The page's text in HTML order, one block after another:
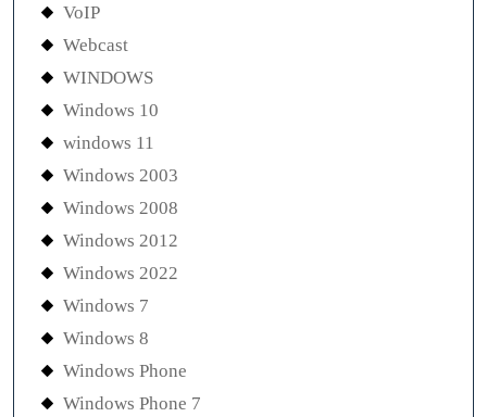
VoIP
Webcast
WINDOWS
Windows 10
windows 11
Windows 2003
Windows 2008
Windows 2012
Windows 2022
Windows 7
Windows 8
Windows Phone
Windows Phone 7